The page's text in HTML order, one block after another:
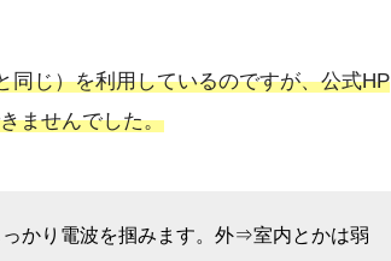
同じ）を利用しているのですが、公式HP
ませんでした。
かり電波を掴みます。外⇒室内とかは弱